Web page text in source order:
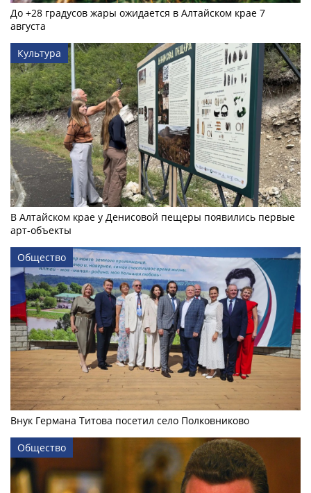
До +28 градусов жары ожидается в Алтайском крае 7
августа
Культура
В Алтайском крае у Денисовой пещеры появились первые
арт-объекты
Общество
Внук Германа Титова посетил село Полковниково
Общество